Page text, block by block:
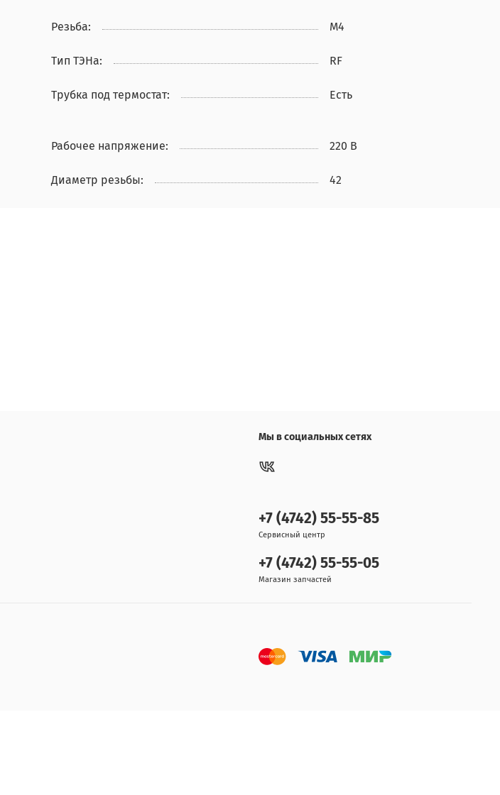
Резьба: М4
Тип ТЭНа: RF
Трубка под термостат: Есть
Рабочее напряжение: 220 В
Диаметр резьбы: 42
Мы в социальных сетях
+7 (4742) 55-55-85
Сервисный центр
+7 (4742) 55-55-05
Магазин запчастей